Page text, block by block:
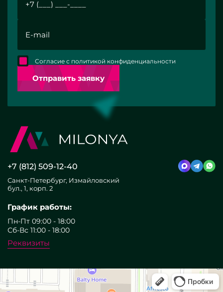
Отправить заявку
Согласие с политикой конфиденциальности
+7 (812) 509-12-40
Санкт-Петербург, Измайловский
бул., 1, корп. 2
График работы:
Пн-Пт 09:00 - 18:00
Сб-Вс 11:00 - 18:00
Реквизиты